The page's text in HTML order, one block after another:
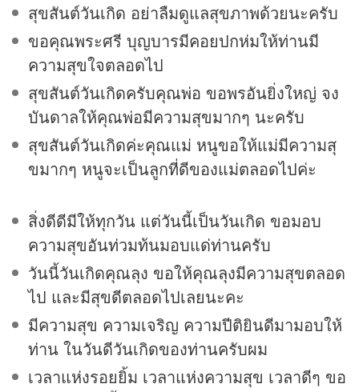
สุขสันต์วันเกิด อย่าลืมดูแลสุขภาพด้วยนะครับ
ขอคุณพระศรี บุญบารมีคอยปกห่มให้ท่านมี
ความสุขใจตลอดไป
สุขสันต์วันเกิดครับคุณพ่อ ขอพรอันยิ่งใหญ่ จง
บันดาลให้คุณพ่อมีความสุขมากๆ นะครับ
สุขสันต์วันเกิดค่ะคุณแม่ หนูขอให้แม่มีความสุ
ขมากๆ หนูจะเป็นลูกที่ดีของแม่ตลอดไปค่ะ
สิ่งดีดีมีให้ทุกวัน แต่วันนี้เป็นวันเกิด ขอมอบ
ความสุขอันท่วมท้นมอบแด่ท่านครับ
วันนี้วันเกิดคุณลุง ขอให้คุณลุงมีความสุขตลอด
ไป และมีสุขดีตลอดไปเลยนะคะ
มีความสุข ความเจริญ ความปีติยินดีมามอบให้
ท่าน ในวันดีวันเกิดของท่านครับผม
เวลาแห่งรอยยิ้ม เวลาแห่งความสุข เวลาดีๆ ขอ